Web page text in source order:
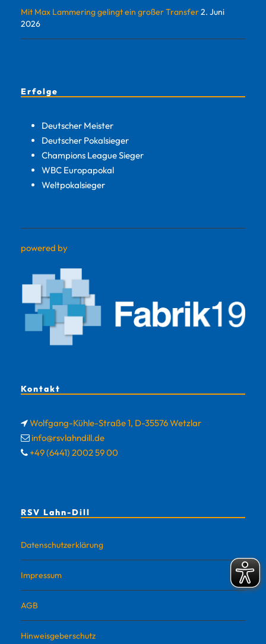
Mit Max Lammering gelingt ein großer Transfer2. Juni
2026
Erfolge
Deutscher Meister
Deutscher Pokalsieger
Champions League Sieger
WBC Europapokal
Weltpokalsieger
powered by
Kontakt
Wolfgang-Kühle-Straße 1, D-35576 Wetzlar
info@rsvlahndill.de
+49 (6441) 2002 59 00
RSV Lahn-Dill
Datenschutzerklärung
Impressum
AGB
Hinweisgeberschutz